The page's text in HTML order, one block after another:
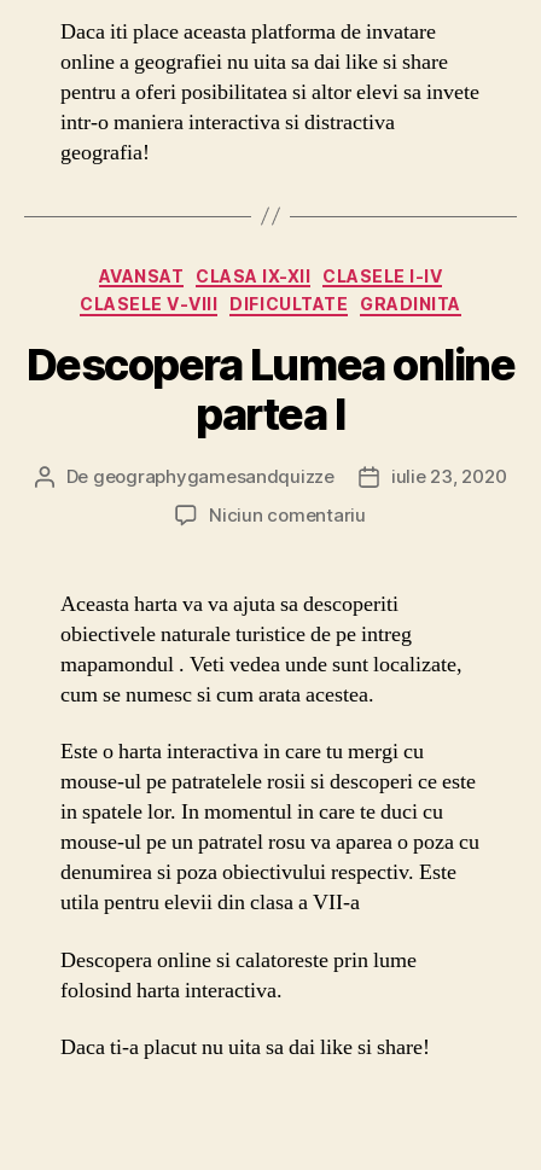
Daca iti place aceasta platforma de invatare
online a geografiei nu uita sa dai like si share
pentru a oferi posibilitatea si altor elevi sa invete
intr-o maniera interactiva si distractiva
geografia!
Categorii
AVANSAT CLASA IX-XII
CLASELE I-IV
CLASELE V-VIII
DIFICULTATE GRADINITA
Descopera Lumea online
partea I
Autor
De geographygamesandquizze
Datăiulie 23, 2020
Niciun comentariula
online
I
Aceasta harta va va ajuta sa descoperiti
obiectivele naturale turistice de pe intreg
mapamondul . Veti vedea unde sunt localizate,
cum se numesc si cum arata acestea.
Este o harta interactiva in care tu mergi cu
mouse-ul pe patratelele rosii si descoperi ce este
in spatele lor. In momentul in care te duci cu
mouse-ul pe un patratel rosu va aparea o poza cu
denumirea si poza obiectivului respectiv. Este
utila pentru elevii din clasa a VII-a
Descopera online si calatoreste prin lume
folosind harta interactiva.
Daca ti-a placut nu uita sa dai like si share!